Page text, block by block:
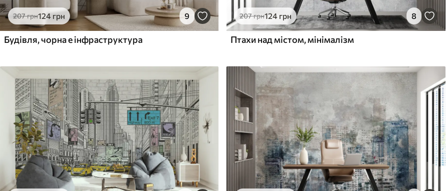
207грн124 грн 9
Будівля, чорна е інфраструктура
207грн124 грн 8
Птахи над містом, мінімалізм